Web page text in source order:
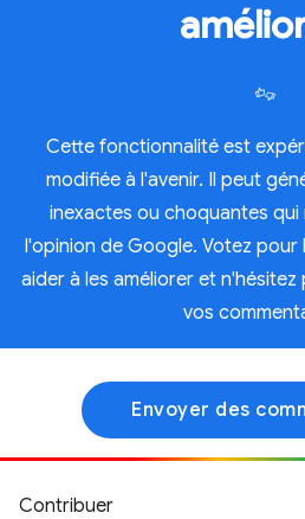
Cette fonctionnalité est
modifiée à l'avenir. Il peut
inexactes ou choquantes
l'opinion de Google. Votez
aider à les améliorer et
vos
Envoyer des
Contribuer